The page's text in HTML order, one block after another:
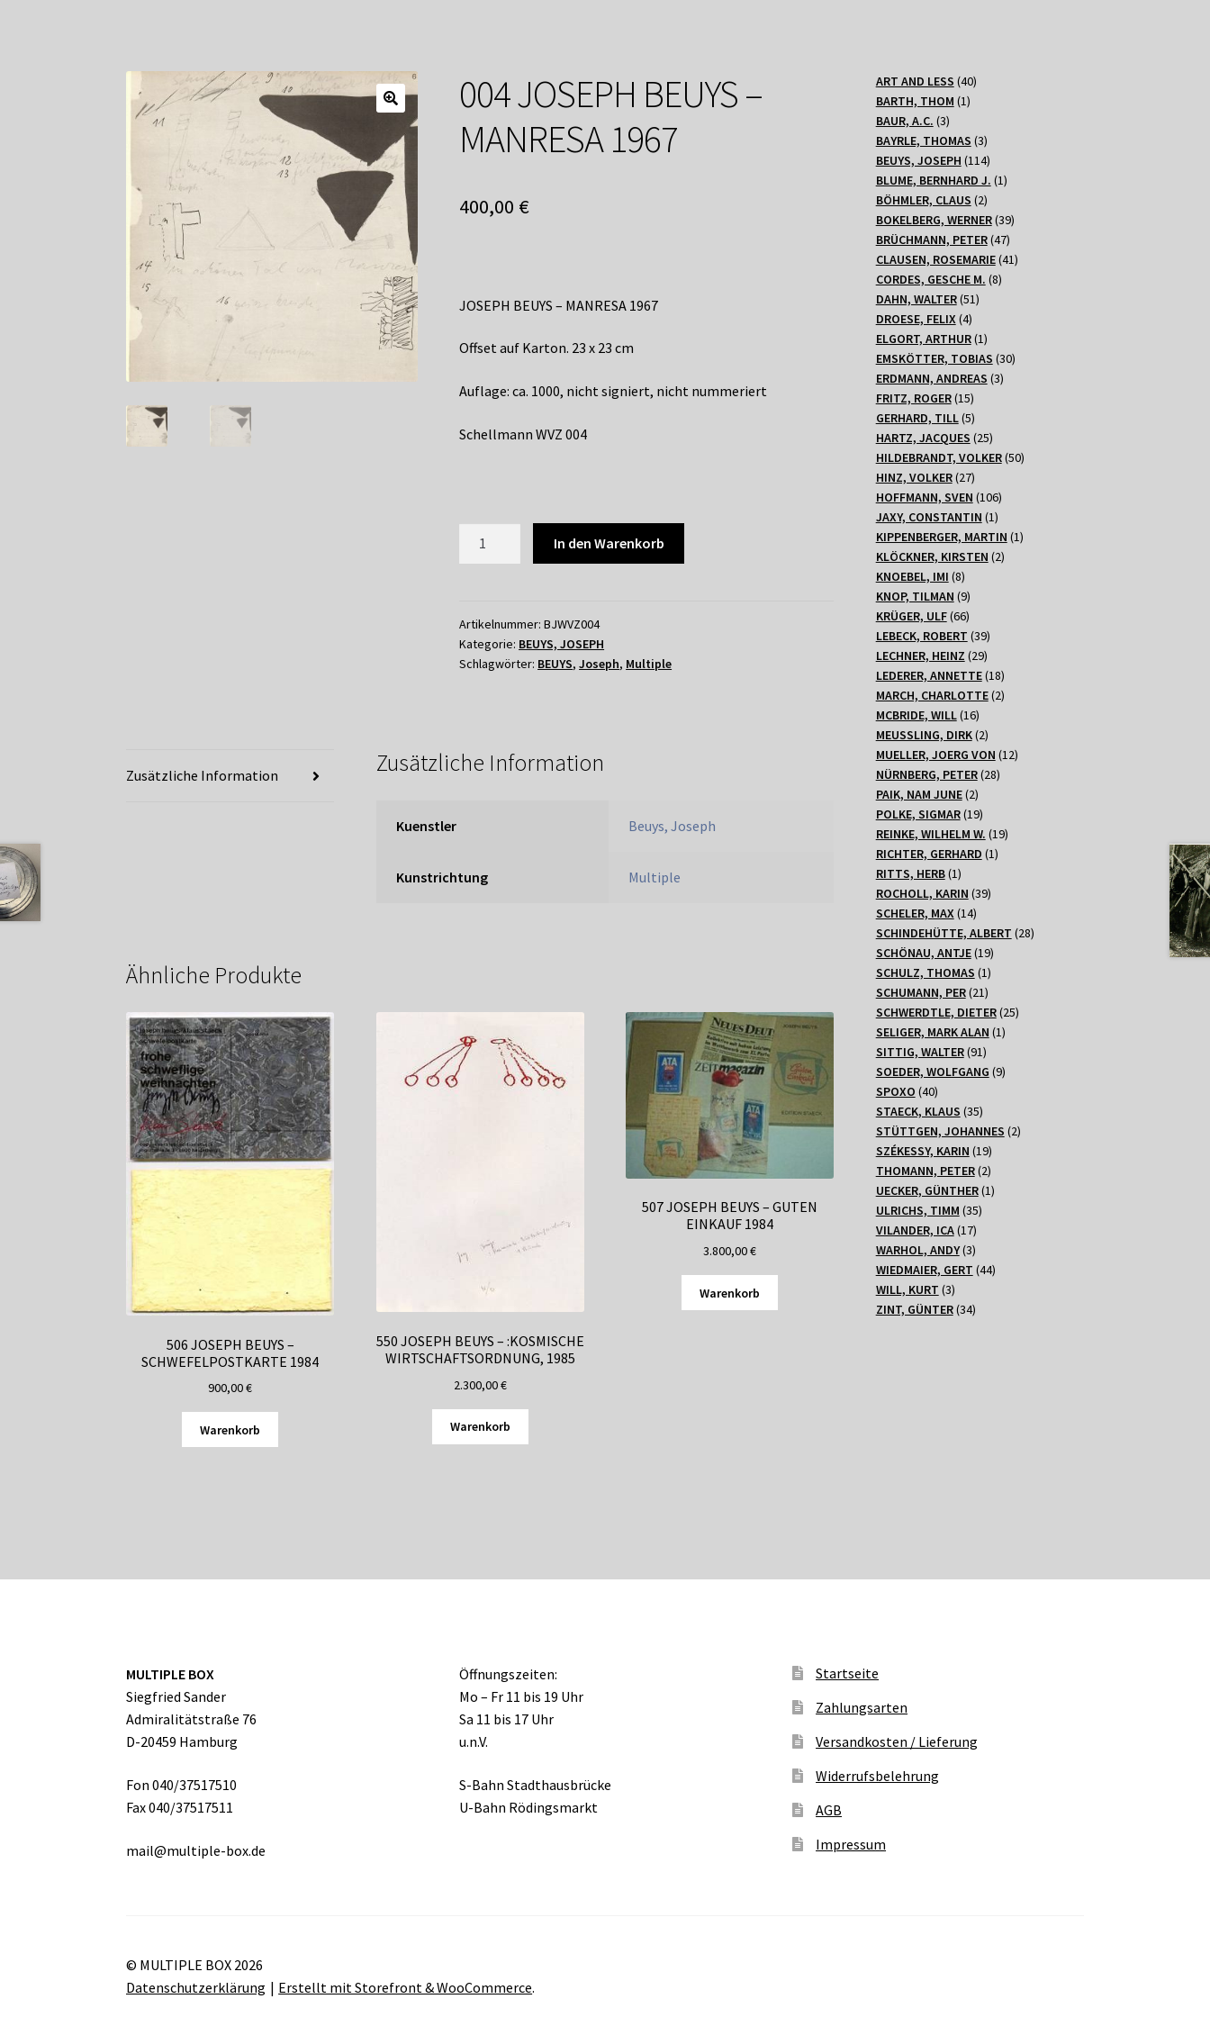
004 JOSEPH BEUYS –
MANRESA 1967
400,00 €
JOSEPH BEUYS – MANRESA 1967
Offset auf Karton. 23 x 23 cm
Auflage: ca. 1000, nicht signiert, nicht nummeriert
Schellmann WVZ 004
MANRESA
1967
Menge
In den Warenkorb
Artikelnummer:BJWVZ004
Kategorie: BEUYS, JOSEPH
Schlagwörter: BEUYS,Joseph, Multiple
Zusätzliche Information Zusätzliche Information
Kuenstler Beuys, Joseph
Kunstrichtung Multiple
Ähnliche Produkte
506 JOSEPH BEUYS –
SCHWEFELPOSTKARTE 1984
900,00€
Warenkorb
550 JOSEPH BEUYS – :KOSMISCHE
WIRTSCHAFTSORDNUNG, 1985
2.300,00€
Warenkorb
507 JOSEPH BEUYS – GUTEN
EINKAUF 1984
3.800,00€
Warenkorb
ART AND LESS 4040
BARTH, THOM 11
BAUR, A.C. 33
Produkte
BAYRLE, THOMAS 33
Produkte
BEUYS, JOSEPH 114114
Produkte
BLUME, BERNHARD J. 11
BÖHMLER, CLAUS 22
Produkte
BOKELBERG, WERNER 3939
BRÜCHMANN, PETER 4747
Produkte
CLAUSEN, ROSEMARIE 4141
CORDES, GESCHE M. 88
DAHN, WALTER 5151
DROESE, FELIX 44
Produkte
ELGORT, ARTHUR 11
Produkt
EMSKÖTTER, TOBIAS 3030
ERDMANN, ANDREAS 33
FRITZ, ROGER 1515
Produkte
GERHARD, TILL 55
Produkte
HARTZ, JACQUES 2525
Produkte
HILDEBRANDT, VOLKER 5050
HINZ, VOLKER 2727
Produkte
HOFFMANN, SVEN 106106
Produkte
JAXY, CONSTANTIN 11
Produkt
KIPPENBERGER, MARTIN 11
KLÖCKNER, KIRSTEN 22
KNOEBEL, IMI 88
Produkte
KNOP, TILMAN 99
Produkte
KRÜGER, ULF 6666
Produkte
LEBECK, ROBERT 3939
Produkte
LECHNER, HEINZ 2929
Produkte
LEDERER, ANNETTE 1818
Produkte
MARCH, CHARLOTTE 22
MCBRIDE, WILL 1616
Produkte
MEUSSLING, DIRK 22
Produkte
MUELLER, JOERG VON 1212
NÜRNBERG, PETER 2828
PAIK, NAM JUNE 22
Produkte
POLKE, SIGMAR 1919
Produkte
REINKE, WILHELM W. 1919
RICHTER, GERHARD 11
RITTS, HERB 11
Produkt
ROCHOLL, KARIN 3939
SCHELER, MAX 1414
Produkte
SCHINDEHÜTTE, ALBERT 2828
SCHÖNAU, ANTJE 1919
Produkte
SCHULZ, THOMAS 11
Produkt
SCHUMANN, PER 2121
Produkte
SCHWERDTLE, DIETER 2525
SELIGER, MARK ALAN 11
SITTIG, WALTER 9191
Produkte
SOEDER, WOLFGANG 99
SPOXO 4040
Produkte
STAECK, KLAUS 3535
Produkte
STÜTTGEN, JOHANNES 22
SZÉKESSY, KARIN 1919
Produkte
THOMANN, PETER 22
Produkte
UECKER, GÜNTHER 11
ULRICHS, TIMM 3535
VILANDER, ICA 1717
Produkte
WARHOL, ANDY 33
Produkte
WIEDMAIER, GERT 4444
WILL, KURT 33
Produkte
ZINT, GÜNTER 3434
MULTIPLE BOX
Siegfried Sander
Admiralitätstraße 76
D-20459 Hamburg
Fon 040/37517510
Fax 040/37517511
mail@multiple-box.de
Öffnungszeiten:
Mo – Fr 11 bis 19 Uhr
Sa 11 bis 17 Uhr
u.n.V.
S-Bahn Stadthausbrücke
U-Bahn Rödingsmarkt
Startseite
Zahlungsarten
Versandkosten / Lieferung
Widerrufsbelehrung
AGB
Impressum
© MULTIPLE BOX 2026
Datenschutzerklärung
Erstellt mit Storefront & WooCommerce.